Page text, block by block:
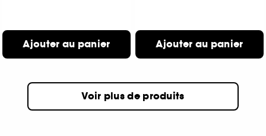
Ajouter au panier Ajouter au panier
Voir plus de produits